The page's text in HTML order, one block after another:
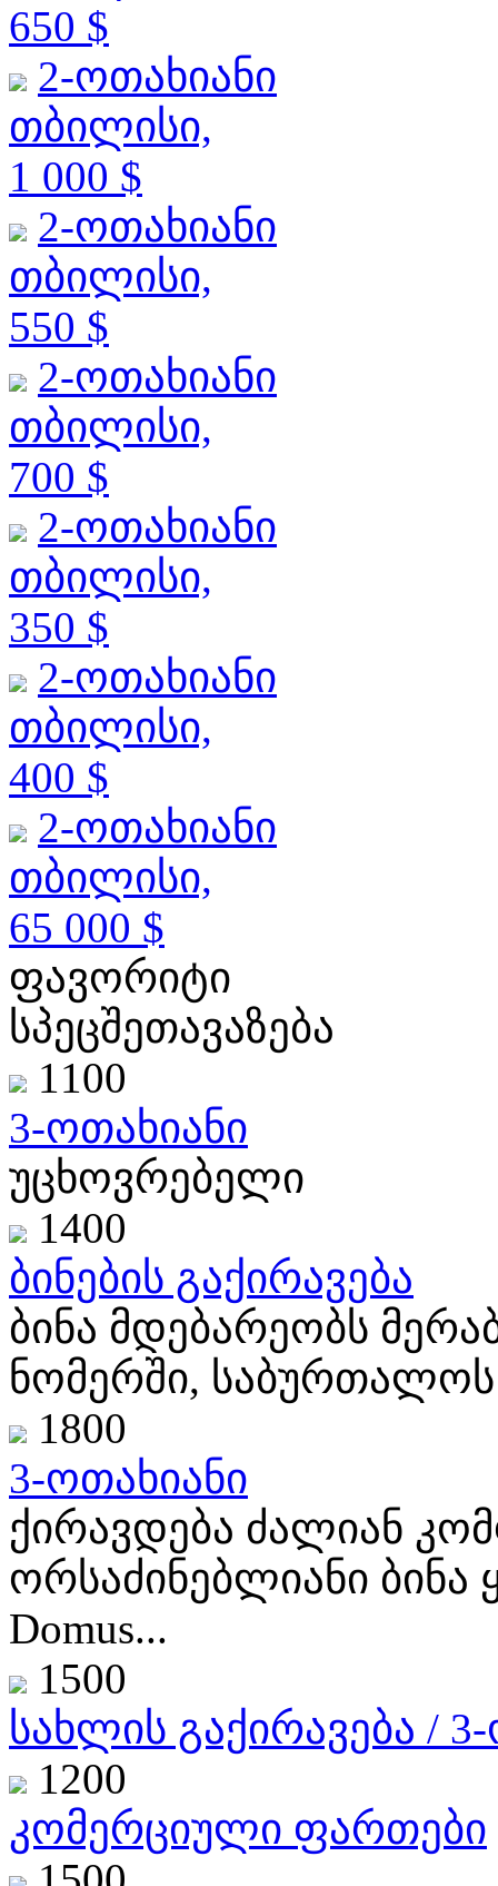
650 $
2-ოთახიანი
თბილისი,
1 000 $
2-ოთახიანი
თბილისი,
550 $
2-ოთახიანი
თბილისი,
700 $
2-ოთახიანი
თბილისი,
350 $
2-ოთახიანი
თბილისი,
400 $
2-ოთახიანი
თბილისი,
65 000 $
ფავორიტი
სპეცშეთავაზება
1100
3-ოთახიანი
უცხოვრებელი
1400
ბინების გაქირავება
ბინა მდებარეობს
ნომერში,
1800
3-ოთახიანი
ქირავდება ძალიან
ორსაძინებლიანი
Domus...
1500
სახლის გაქირავება /
1200
კომერციული ფართები